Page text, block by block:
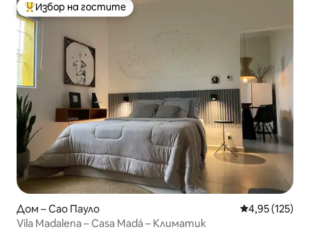
Най-популярен избор на гостите
Избор на гостите
Дом – Сао Пауло Средна
4,95 (125)
Vila Madalena – Casa Madá – Климатик